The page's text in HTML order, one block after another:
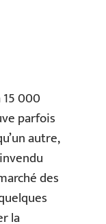
000
parfois
autre,
des
la